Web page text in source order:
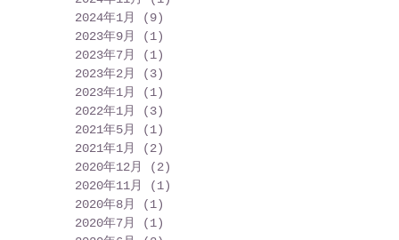
2024年1月
(9)
2023年9月
(1)
2023年7月
(1)
2023年2月
(3)
2023年1月
(1)
2022年1月
(3)
2021年5月
(1)
2021年1月
(2)
2020年12月
(2)
2020年11月
(1)
2020年8月
(1)
2020年7月
(1)